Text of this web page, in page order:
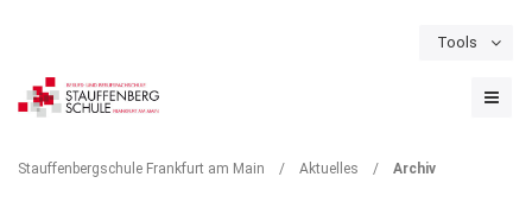
Tools
Schulportal Termine
Stauffenbergschule Frankfurt am Main / Aktuelles / Archiv